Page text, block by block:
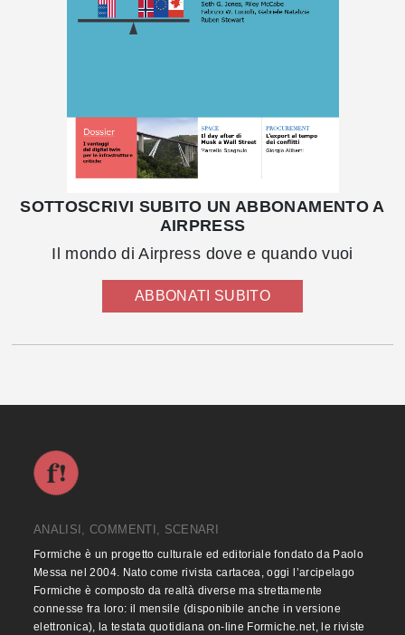
SOTTOSCRIVI SUBITO UN ABBONAMENTO A
AIRPRESS
Il mondo di Airpress dove e quando vuoi
ABBONATI SUBITO
ANALISI, COMMENTI, SCENARI
Formiche è un progetto culturale ed editoriale fondato da Paolo
Messa nel 2004. Nato come rivista cartacea, oggi l’arcipelago
Formiche è composto da realtà diverse ma strettamente
connesse fra loro: il mensile (disponibile anche in versione
elettronica), la testata quotidiana on-line Formiche.net, le riviste